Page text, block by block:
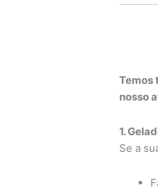
Temos
nosso
1.
Se a